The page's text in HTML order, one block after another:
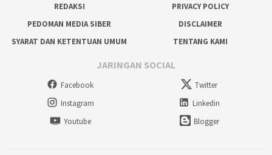
REDAKSI
PRIVACY POLICY
PEDOMAN MEDIA SIBER
DISCLAIMER
SYARAT DAN KETENTUAN UMUM
TENTANG KAMI
JARINGAN SOCIAL
Facebook
Twitter
Instagram
Linkedin
Youtube
Blogger